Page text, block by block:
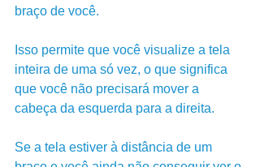
braço de você.
Isso permite que você visualize a tela
inteira de uma só vez, o que significa
que você não precisará mover a
cabeça da esquerda para a direita.
Se a tela estiver à distância de um